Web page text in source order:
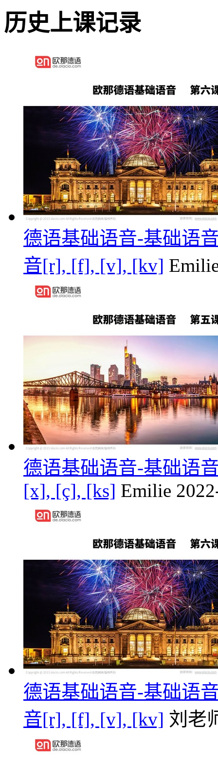
历史上课记录
德语基础语音-基础语
音[r], [f], [v], [kv]
德语基础语音-基础语
[x], [ç], [ks] Emilie
德语基础语音-基础语
音[r], [f], [v], [kv] 刘老